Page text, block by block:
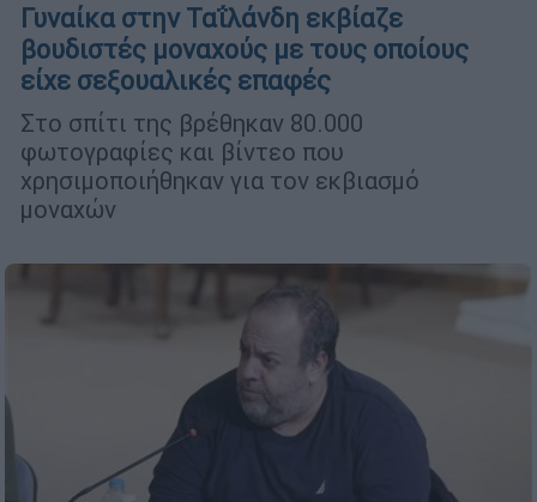
Γυναίκα στην Ταΐλάνδη εκβίαζε
βουδιστές μοναχούς με τους οποίους
είχε σεξουαλικές επαφές
Στο σπίτι της βρέθηκαν 80.000
φωτογραφίες και βίντεο που
χρησιμοποιήθηκαν για τον εκβιασμό
μοναχών